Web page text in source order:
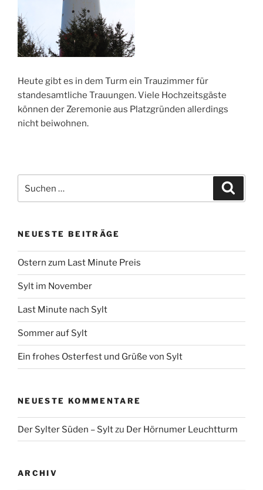
Heute gibt es in dem Turm ein Trauzimmer für
standesamtliche Trauungen. Viele Hochzeitsgäste
können der Zeremonie aus Platzgründen allerdings
nicht beiwohnen.
nach:
NEUESTE BEITRÄGE
Ostern zum Last Minute Preis
Sylt im November
Last Minute nach Sylt
Sommer auf Sylt
Ein frohes Osterfest und Grüße von Sylt
NEUESTE KOMMENTARE
Der Sylter Süden – Syltzu Der Hörnumer Leuchtturm
ARCHIV